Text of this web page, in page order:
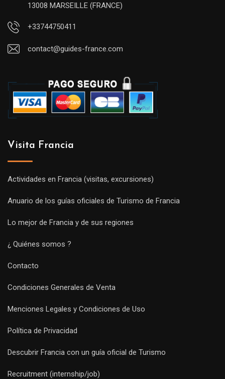
13008 MARSEILLE (FRANCE)
+33744750411
contact@guides-france.com
Visita Francia
Actividades en Francia (visitas, excursiones)
Anuario de los guías oficiales de Turismo de Francia
Lo mejor de Francia y de sus regiones
¿ Quiénes somos ?
Contacto
Condiciones Generales de Venta
Menciones Legales y Condiciones de Uso
Política de Privacidad
Descubrir Francia con un guía oficial de Turismo
Recruitment (internship/job)